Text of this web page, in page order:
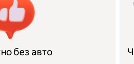
без авто